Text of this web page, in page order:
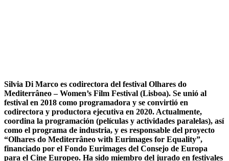
Silvia Di Marco es codirectora del festival Olhares do
Mediterrâneo – Women’s Film Festival (Lisboa). Se unió al
festival en 2018 como programadora y se convirtió en
codirectora y productora ejecutiva en 2020. Actualmente,
coordina la programación (películas y actividades paralelas), así
como el programa de industria, y es responsable del proyecto
“Olhares do Mediterrâneo with Eurimages for Equality”,
financiado por el Fondo Eurimages del Consejo de Europa
para el Cine Europeo. Ha sido miembro del jurado en festivales